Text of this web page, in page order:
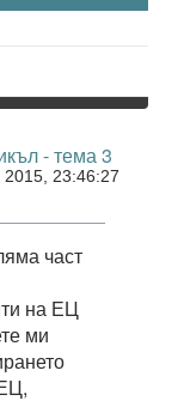
- тема 3
23:46:27
част
на ЕЦ
ми